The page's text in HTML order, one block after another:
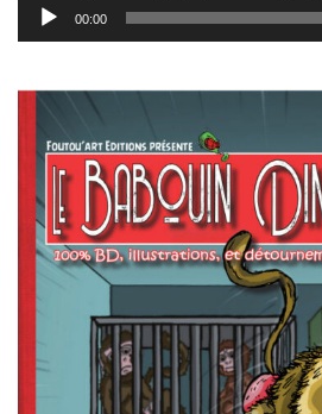
00:00